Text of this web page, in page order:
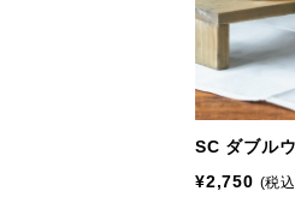
SC ダブル
¥2,750 (税